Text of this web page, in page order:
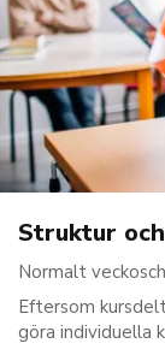
Struktur
Normalt
Eftersom
göra individuella